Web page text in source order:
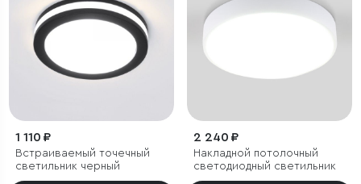
1 110 ₽
Встраиваемый точечный
светильник черный
2 240 ₽
Накладной потолочный
светодиодный светильник